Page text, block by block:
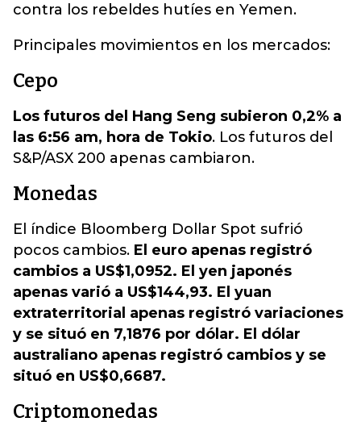
contra los rebeldes hutíes en Yemen.
Principales movimientos en los mercados:
Cepo
Los futuros del Hang Seng subieron 0,2% a
las 6:56 am, hora de Tokio. Los futuros del
S&P/ASX 200 apenas cambiaron.
Monedas
El índice Bloomberg Dollar Spot sufrió
pocos cambios. El euro apenas registró
cambios a US$1,0952. El yen japonés
apenas varió a US$144,93. El yuan
extraterritorial apenas registró variaciones
y se situó en 7,1876 por dólar. El dólar
australiano apenas registró cambios y se
situó en US$0,6687.
Criptomonedas